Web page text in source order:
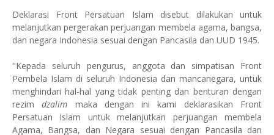
Deklarasi Front Persatuan Islam disebut dilakukan untuk
melanjutkan pergerakan perjuangan membela agama, bangsa,
dan negara Indonesia sesuai dengan Pancasila dan UUD 1945.
"Kepada seluruh pengurus, anggota dan simpatisan Front
Pembela Islam di seluruh Indonesia dan mancanegara, untuk
menghindari hal-hal yang tidak penting dan benturan dengan
rezimdzalim maka dengan ini kami deklarasikan Front
Persatuan Islam untuk melanjutkan perjuangan membela
Agama, Bangsa, dan Negara sesuai dengan Pancasila dan